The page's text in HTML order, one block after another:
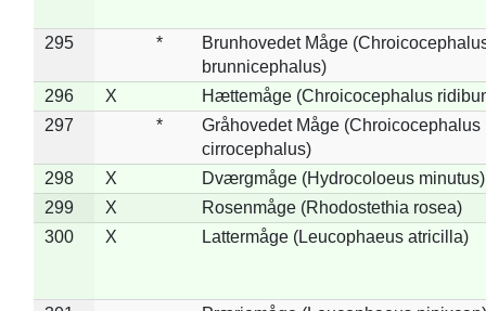
295 *
Brunhovedet Måge
brunnicephalus)
296
X
Hættemåge (Chroicocephalus
297
*
Gråhovedet Måge (Chroicocephalus
cirrocephalus)
298
X
Dværgmåge (Hydrocoloeus minutus)
299
X
Rosenmåge (Rhodostethia rosea)
300
X Lattermåge (Leucophaeus atricilla)